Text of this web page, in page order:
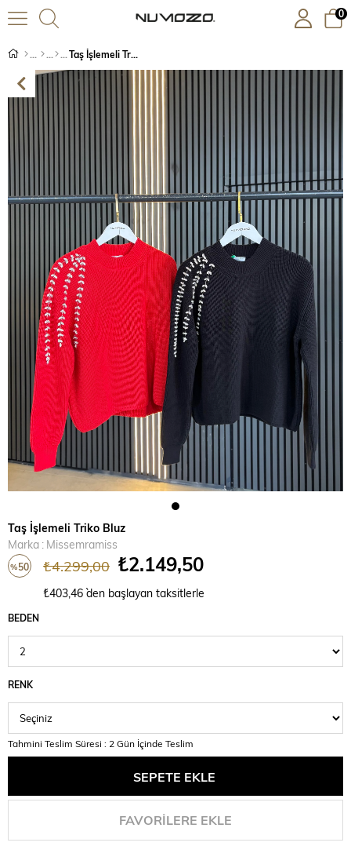
0
Taş İşlemeli Triko Bluz
Taş İşlemeli Triko Bluz
Marka : Missemramiss
%50 ₺4.299,00 ₺2.149,50
₺403,46 `den başlayan taksitlerle
BEDEN
RENK
Tahmini Teslim Süresi : 2 Gün İçinde Teslim
FAVORILERE EKLE